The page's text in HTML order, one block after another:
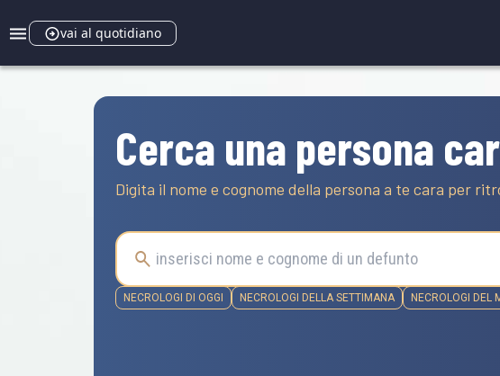
vai al quotidiano
Cerca una persona
Digita il nome e cognome della persona a te cara per
NECROLOGI DI OGGI NECROLOGI DELLA SETTIMANA NECROLOGI DEL